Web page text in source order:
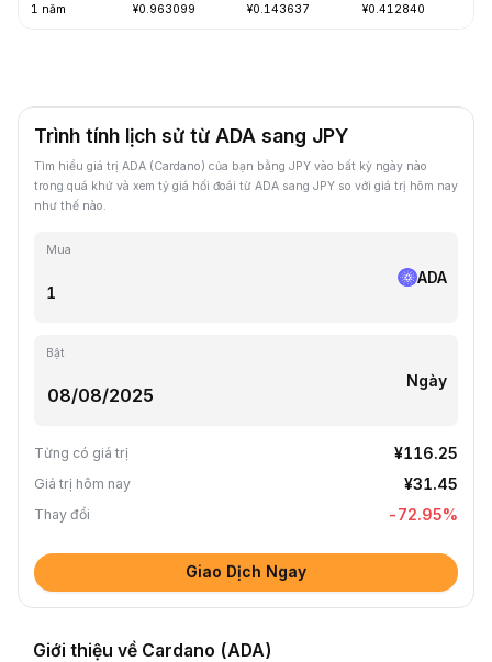
1 năm ¥0.963099 ¥0.143637 ¥0.412840
Trình tính lịch sử từ ADA sang JPY
Tìm hiểu giá trị ADA (Cardano) của bạn bằng JPY vào bất kỳ ngày nào
trong quá khứ và xem tỷ giá hối đoái từ ADA sang JPY so với giá trị hôm nay
như thế nào.
Mua
ADA
Bật
Ngày
Từng có giá trị ¥116.25
Giá trị hôm nay ¥31.45
Thay đổi -72.95%
Giao Dịch Ngay
Giới thiệu về Cardano (ADA)